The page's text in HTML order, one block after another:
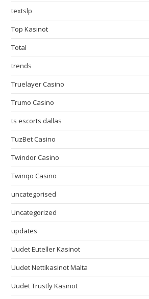
textslp
Top Kasinot
Total
trends
Truelayer Casino
Trumo Casino
ts escorts dallas
TuzBet Casino
Twindor Casino
Twinqo Casino
uncategorised
Uncategorized
updates
Uudet Euteller Kasinot
Uudet Nettikasinot Malta
Uudet Trustly Kasinot